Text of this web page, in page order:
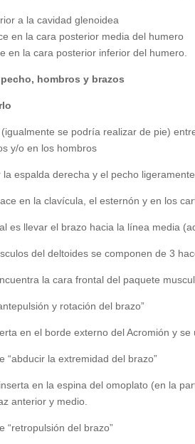
a la cavidad glenoidea
en la cara posterior media del humero
en la cara posterior inferior del humero.
hombros y brazos
se podría realizar de pie)
y/o en los hombros
la espalda derecha y el pecho
en la clavícula, el esternón y en los
es llevar el brazo hacia la línea media
del deltoides se componen de 3
la cara frontal del paquete
y rotación del brazo”
en el borde externo del Acromión y
“abducir la extremidad del brazo”
en la espina del omoplato (en la
anterior y medio.
“retropulsión del brazo”